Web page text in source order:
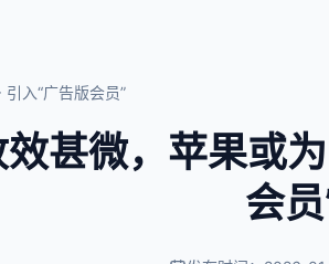
入“广告版会员”
甚微，苹果或
会员